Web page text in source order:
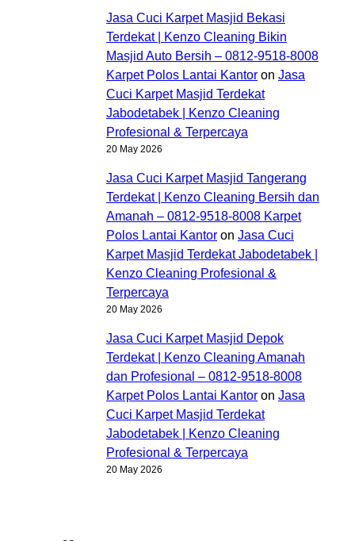
Jasa Cuci Karpet Masjid Bekasi
Terdekat | Kenzo Cleaning Bikin
Masjid Auto Bersih – 0812-9518-8008
Karpet Polos Lantai Kantor on Jasa
Cuci Karpet Masjid Terdekat
Jabodetabek | Kenzo Cleaning
Profesional & Terpercaya
20 May 2026
Jasa Cuci Karpet Masjid Tangerang
Terdekat | Kenzo Cleaning Bersih dan
Amanah – 0812-9518-8008 Karpet
Polos Lantai Kantor on Jasa Cuci
Karpet Masjid Terdekat Jabodetabek |
Kenzo Cleaning Profesional &
Terpercaya
20 May 2026
Jasa Cuci Karpet Masjid Depok
Terdekat | Kenzo Cleaning Amanah
dan Profesional – 0812-9518-8008
Karpet Polos Lantai Kantor on Jasa
Cuci Karpet Masjid Terdekat
Jabodetabek | Kenzo Cleaning
Profesional & Terpercaya
20 May 2026